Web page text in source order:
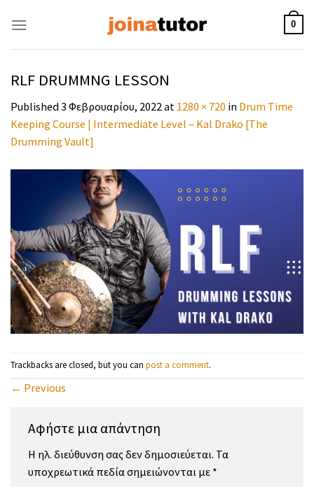
0
RLF DRUMMNG LESSON
Published3 Φεβρουαρίου, 2022at 1280 × 720 in Drum Time
Keeping Course | Intermediate Level – Kal Drako [The
Drumming Vault]
Trackbacks are closed, but you can post a comment.
← Previous
Αφήστε μια απάντηση
Η ηλ. διεύθυνση σας δεν δημοσιεύεται. Τα
υποχρεωτικά πεδία σημειώνονται με *